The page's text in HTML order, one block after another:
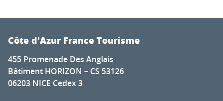
Côte d'Azur France Tourisme
455 Promenade Des Anglais
Bâtiment HORIZON – CS 53126
06203 NICE Cedex 3